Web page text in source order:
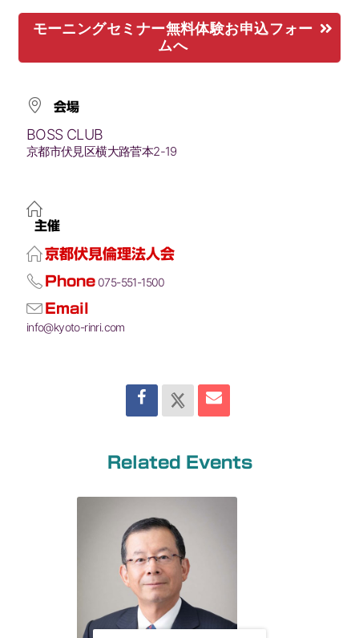
モーニングセミナー無料体験お申込フォー
ムへ
会場
BOSS CLUB
京都市伏見区横大路菅本2-19
主催
京都伏見倫理法人会
Phone 075-551-1500
Email
info@kyoto-rinri.com
Related Events